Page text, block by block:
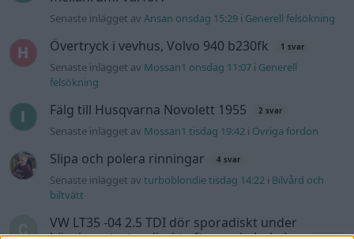
Senaste inlägget avAnsan onsdag 15:29 i Generell felsökning
Övertryck i vevhus, Volvo 940 b230fk 1 svar
Senaste inlägget av Mossan1 onsdag 11:07 i Generell
felsökning
Fälg till Husqvarna Novolett 1955 2 svar
Senaste inlägget av Mossan1 tisdag 19:42 i Övriga fordon
Slipa och polera rinningar 4 svar
Senaste inlägget avturboblondie tisdag 14:22 i Bilvård och
biltvätt
VW LT35 -04 2.5 TDI dör sporadiskt under